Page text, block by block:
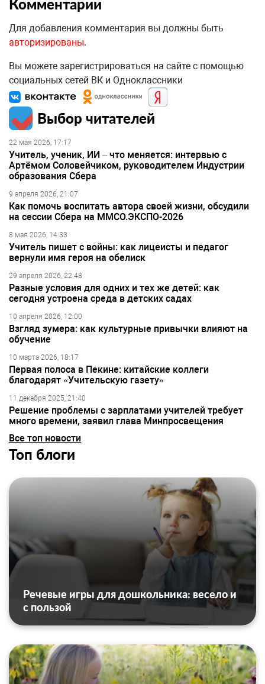
Комментарии
Для добавления комментария вы должны быть
авторизированы.
Вы можете зарегистрироваться на сайте с помощью
социальных сетей ВК и Одноклассники
Выбор читателей
22 мая 2026, 17:17
Учитель, ученик, ИИ – что меняется: интервью с
Артёмом Соловейчиком, руководителем Индустрии
образования Сбера
9 апреля 2026, 21:07
Как помочь воспитать автора своей жизни, обсудили
на сессии Сбера на ММСО.ЭКСПО-2026
8 мая 2026, 14:33
Учитель пишет с войны: как лицеисты и педагог
вернули имя героя на обелиск
29 апреля 2026, 22:48
Разные условия для одних и тех же детей: как
сегодня устроена среда в детских садах
10 апреля 2026, 12:00
Взгляд зумера: как культурные привычки влияют на
обучение
10 марта 2026, 18:17
Первая полоса в Пекине: китайские коллеги
благодарят «Учительскую газету»
11 декабря 2025, 21:40
Решение проблемы с зарплатами учителей требует
много времени, заявил глава Минпросвещения
Все топ новости
Топ блоги
Речевые игры для дошкольника: весело и
с пользой